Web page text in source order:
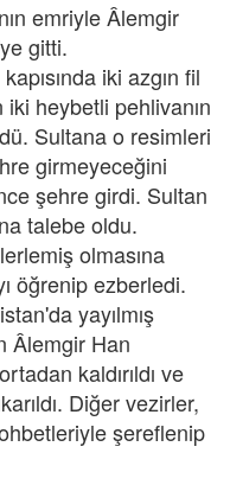
emriyle Âlemgir
gitti.
iki azgın fil
iki heybetli pehlivanın
Sultana o resimleri
girmeyeceğini
şehre girdi. Sultan
talebe oldu.
olmasına
öğrenip ezberledi.
yayılmış
Âlemgir Han
kaldırıldı ve
Diğer vezirler,
şereflenip